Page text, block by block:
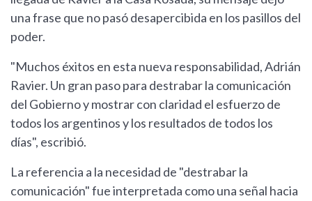
una frase que no pasó desapercibida en los pasillos del
poder.
"Muchos éxitos en esta nueva responsabilidad, Adrián
Ravier. Un gran paso para destrabar la comunicación
del Gobierno y mostrar con claridad el esfuerzo de
todos los argentinos y los resultados de todos los
días", escribió.
La referencia a la necesidad de "destrabar la
comunicación" fue interpretada como una señal hacia